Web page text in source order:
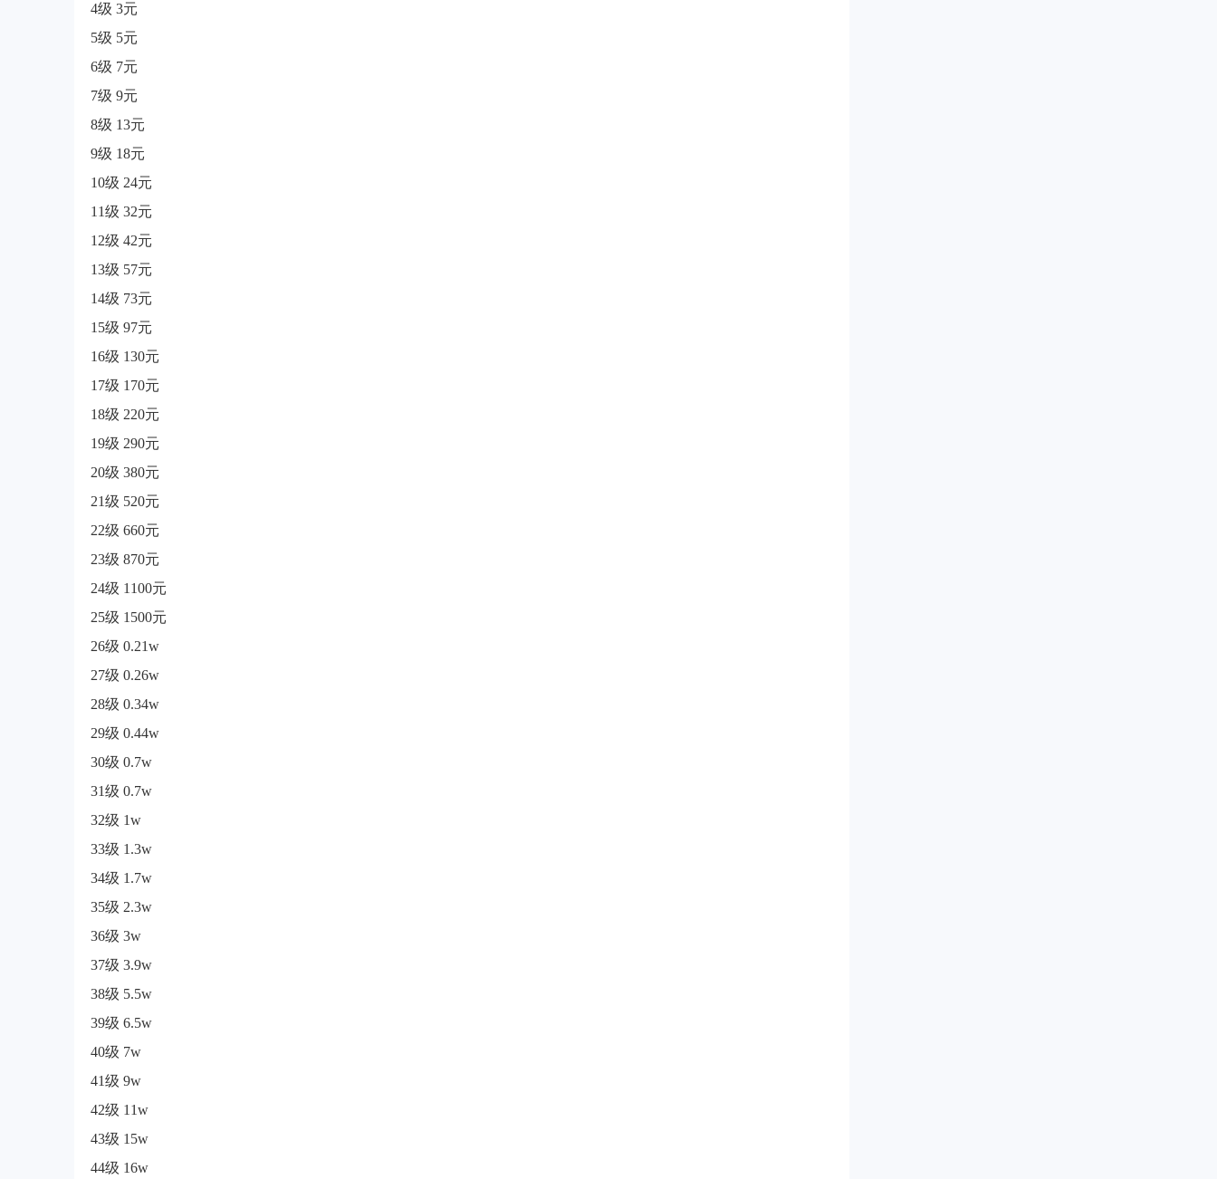
4级 3元
5级 5元
6级 7元
7级 9元
8级 13元
9级 18元
10级 24元
11级 32元
12级 42元
13级 57元
14级 73元
15级 97元
16级 130元
17级 170元
18级 220元
19级 290元
20级 380元
21级 520元
22级 660元
23级 870元
24级 1100元
25级 1500元
26级 0.21w
27级 0.26w
28级 0.34w
29级 0.44w
30级 0.7w
31级 0.7w
32级 1w
33级 1.3w
34级 1.7w
35级 2.3w
36级 3w
37级 3.9w
38级 5.5w
39级 6.5w
40级 7w
41级 9w
42级 11w
43级 15w
44级 16w